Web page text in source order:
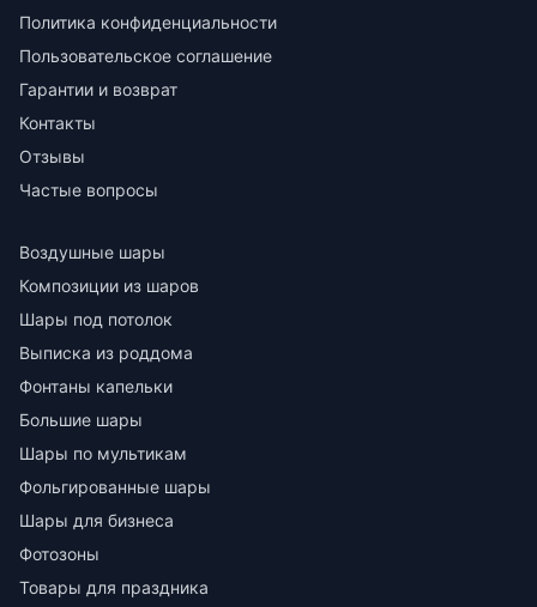
Политика конфиденциальности
Пользовательское соглашение
Гарантии и возврат
Контакты
Отзывы
Частые вопросы
Воздушные шары
Композиции из шаров
Шары под потолок
Выписка из роддома
Фонтаны капельки
Большие шары
Шары по мультикам
Фольгированные шары
Шары для бизнеса
Фотозоны
Товары для праздника